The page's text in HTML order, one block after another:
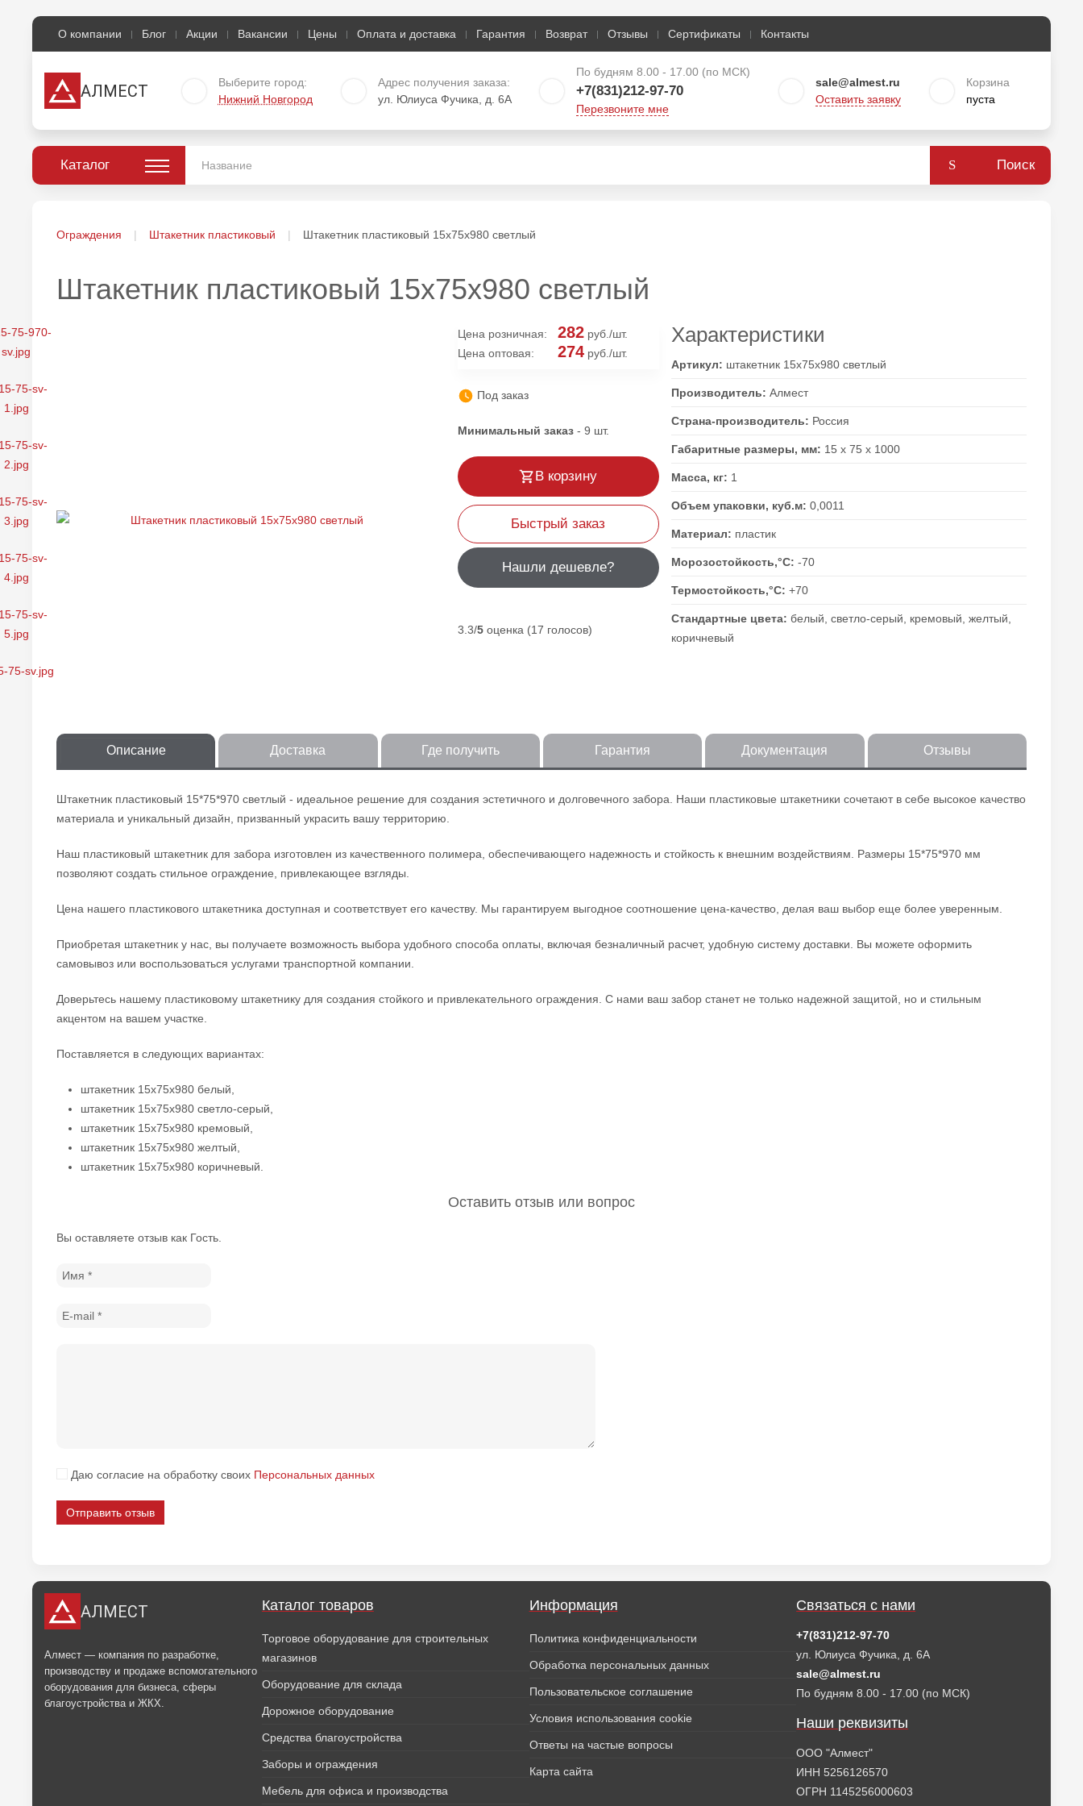
О компании Блог Акции Вакансии Цены Оплата и доставка Гарантия Возврат Отзывы Сертификаты Контакты
АЛМЕСТ
Выберите город:
Нижний Новгород
Адрес получения заказа:
ул. Юлиуса Фучика, д. 6А
По будням 8.00 - 17.00 (по МСК)
+7(831)212-97-70
Перезвоните мне
sale@almest.ru
Оставить заявку
Корзина
пуста
Каталог Поиск
Ограждения Штакетник пластиковый Штакетник пластиковый 15х75х980 светлый
Штакетник пластиковый 15х75х980 светлый
Цена розничная: 282руб./шт.
Цена оптовая:
274руб./шт.
Под заказ
Минимальный заказ- 9 шт.
В корзину
Быстрый заказ
Нашли дешевле?
3.3/5оценка (17 голосов)
Характеристики
Артикул: штакетник 15х75х980 светлый
Производитель: Алмест
Страна-производитель: Россия
Габаритные размеры, мм: 15 х 75 х 1000
Масса, кг: 1
Объем упаковки, куб.м: 0,0011
Материал: пластик
Морозостойкость,°C: -70
Термостойкость,°C: +70
Стандартные цвета: белый, светло-серый, кремовый, желтый,
коричневый
Описание Доставка Где получить Гарантия Документация Отзывы
Штакетник пластиковый 15*75*970 светлый - идеальное решение для создания эстетичного и долговечного забора. Наши пластиковые штакетники сочетают в себе высокое качество
материала и уникальный дизайн, призванный украсить вашу территорию.
Наш пластиковый штакетник для забора изготовлен из качественного полимера, обеспечивающего надежность и стойкость к внешним воздействиям. Размеры 15*75*970 мм
позволяют создать стильное ограждение, привлекающее взгляды.
Цена нашего пластикового штакетника доступная и соответствует его качеству. Мы гарантируем выгодное соотношение цена-качество, делая ваш выбор еще более уверенным.
Приобретая штакетник у нас, вы получаете возможность выбора удобного способа оплаты, включая безналичный расчет, удобную систему доставки. Вы можете оформить
самовывоз или воспользоваться услугами транспортной компании.
Доверьтесь нашему пластиковому штакетнику для создания стойкого и привлекательного ограждения. С нами ваш забор станет не только надежной защитой, но и стильным
акцентом на вашем участке.
Поставляется в следующих вариантах:
штакетник 15х75х980 белый,
штакетник 15х75х980 светло-серый,
штакетник 15х75х980 кремовый,
штакетник 15х75х980 желтый,
штакетник 15х75х980 коричневый.
Оставить отзыв или вопрос
Вы оставляете отзыв как Гость.
Даю согласие на обработку своих Персональных данных
Отправить отзыв
АЛМЕСТ
Алмест — компания по разработке,
производству и продаже вспомогательного
оборудования для бизнеса, сферы
благоустройства и ЖКХ.
Каталог товаров
Торговое оборудование для строительных
магазинов
Оборудование для склада
Дорожное оборудование
Средства благоустройства
Заборы и ограждения
Мебель для офиса и производства
Информация
Политика конфиденциальности
Обработка персональных данных
Пользовательское соглашение
Условия использования cookie
Ответы на частые вопросы
Карта сайта
Связаться с нами
+7(831)212-97-70
ул. Юлиуса Фучика, д. 6А
sale@almest.ru
По будням 8.00 - 17.00 (по МСК)
Наши реквизиты
ООО "Алмест"
ИНН 5256126570
ОГРН 1145256000603